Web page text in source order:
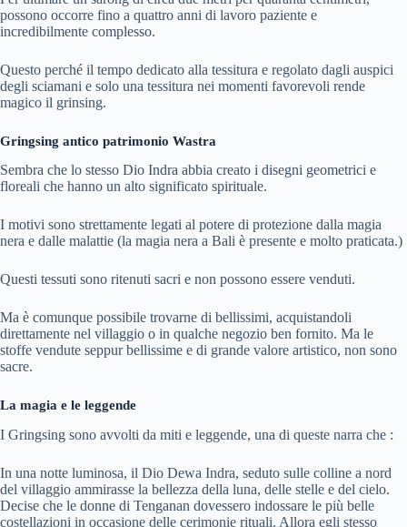
possono occorre fino a quattro anni di lavoro paziente e
incredibilmente complesso.
Questo perché il tempo dedicato alla tessitura e regolato dagli auspici
degli sciamani e solo una tessitura nei momenti favorevoli rende
magico il grinsing.
Gringsing antico patrimonio Wastra
Sembra che lo stesso Dio Indra abbia creato i disegni geometrici e
floreali che hanno un alto significato spirituale.
I motivi sono strettamente legati al potere di protezione dalla magia
nera e dalle malattie (la magia nera a Bali è presente e molto praticata.)
Questi tessuti sono ritenuti sacri e non possono essere venduti.
Ma è comunque possibile trovarne di bellissimi, acquistandoli
direttamente nel villaggio o in qualche negozio ben fornito. Ma le
stoffe vendute seppur bellissime e di grande valore artistico, non sono
sacre.
La magia e le leggende
I Gringsing sono avvolti da miti e leggende, una di queste narra che :
In una notte luminosa, il Dio Dewa Indra, seduto sulle colline a nord
del villaggio ammirasse la bellezza della luna, delle stelle e del cielo.
Decise che le donne di Tenganan dovessero indossare le più belle
costellazioni in occasione delle cerimonie rituali. Allora egli stesso